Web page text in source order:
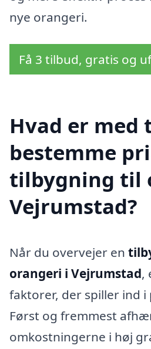
nye orangeri.
Få 3 tilbud, gratis og
Hvad er med
bestemme
tilbygning til
Vejrumstad?
Når du overvejer en
orangeri i Vejrumstad,
faktorer, der spiller ind
Først og fremmest
omkostningerne i høj